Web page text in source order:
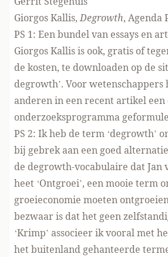
Giorgos Kallis,Degrowth, Agenda
PS 1: Een bundel van essays en
Giorgos Kallis is ook, gratis of
de kosten, te downloaden op de
degrowth’. Voor
anderen in een recent artikel
onderzoeksprogramma
PS 2: Ik heb de term ‘degrowth’
bij gebrek aan een goed
de degrowth-vocabulaire dat Jan
heet ‘Ontgroei’, een mooie term
groeieconomie moeten
bezwaar is dat het geen
‘Krimp’ associeer ik vooral met
het buitenland gehanteerde